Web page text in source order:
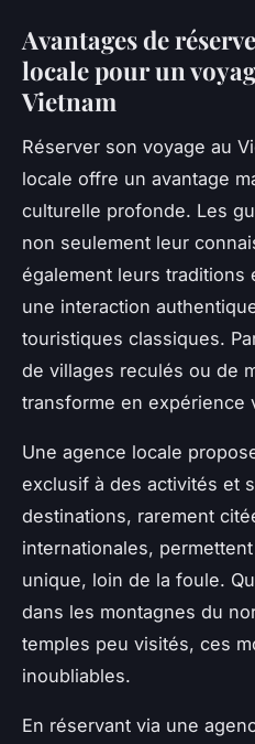
Avantages de
locale pour un
Vietnam
Réserver son voyage au
locale offre un avantage
culturelle profonde. Les
non seulement leur
également leurs traditions
une interaction
touristiques classiques.
de villages reculés ou de
transforme en expérience
Une agence locale
exclusif à des activités et
destinations, rarement
internationales,
unique, loin de la foule.
dans les montagnes du
temples peu visités, ces
inoubliables.
En réservant via une